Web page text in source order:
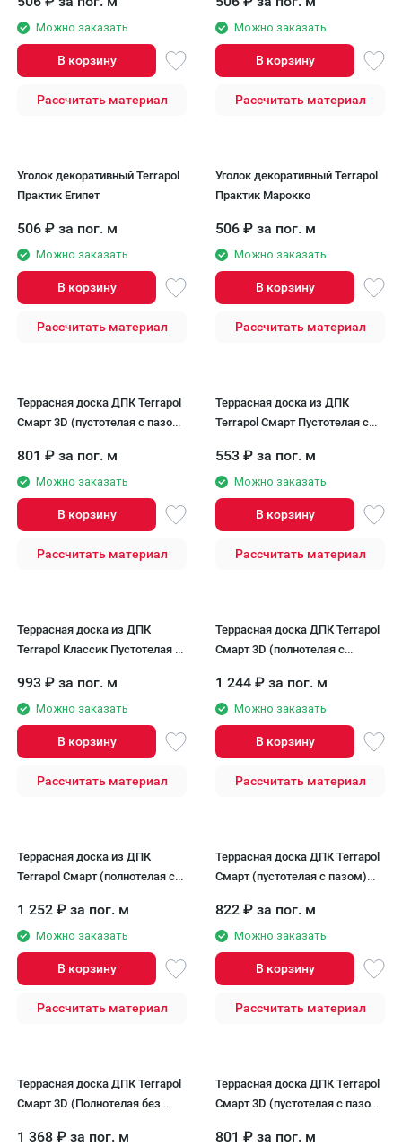
Можно заказать
В корзину
Рассчитать материал
Можно заказать
В корзину
Рассчитать материал
Уголок декоративный Terrapol
Практик Египет
506 ₽ за пог. м
Можно заказать
В корзину
Рассчитать материал
Уголок декоративный Terrapol
Практик Марокко
506 ₽ за пог. м
Можно заказать
В корзину
Рассчитать материал
Террасная доска ДПК Terrapol
Смарт 3D (пустотелая с пазом)
801 ₽ за пог. м
Можно заказать
В корзину
Рассчитать материал
Террасная доска из ДПК
Terrapol Смарт Пустотелая с
553 ₽ за пог. м
Можно заказать
В корзину
Рассчитать материал
Террасная доска из ДПК
Terrapol Классик Пустотелая с
993 ₽ за пог. м
Можно заказать
В корзину
Рассчитать материал
Террасная доска ДПК Terrapol
Смарт 3D (полнотелая с
1 244 ₽ за пог. м
Можно заказать
В корзину
Рассчитать материал
Террасная доска из ДПК
Terrapol Смарт (полнотелая с
1 252 ₽ за пог. м
Можно заказать
В корзину
Рассчитать материал
Террасная доска ДПК Terrapol
Смарт (пустотелая с пазом)
822 ₽ за пог. м
Можно заказать
В корзину
Рассчитать материал
Террасная доска ДПК Terrapol
Смарт 3D (Полнотелая без
1 368 ₽ за пог. м
Террасная доска ДПК Terrapol
Смарт 3D (пустотелая с пазом)
801 ₽ за пог. м